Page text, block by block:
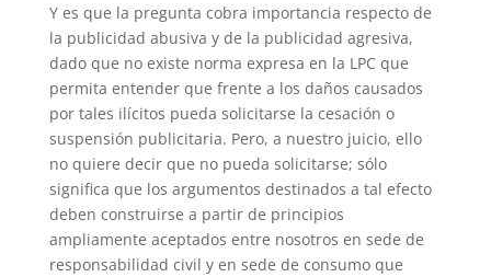
Y es que la pregunta cobra importancia respecto de
la publicidad abusiva y de la publicidad agresiva,
dado que no existe norma expresa en la LPC que
permita entender que frente a los daños causados
por tales ilícitos pueda solicitarse la cesación o
suspensión publicitaria. Pero, a nuestro juicio, ello
no quiere decir que no pueda solicitarse; sólo
significa que los argumentos destinados a tal efecto
deben construirse a partir de principios
ampliamente aceptados entre nosotros en sede de
responsabilidad civil y en sede de consumo que